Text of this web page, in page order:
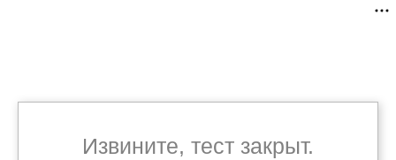
Извините, тест закрыт.